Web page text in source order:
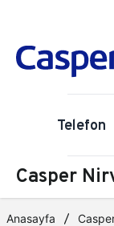
Telefon
Casper
Anasayfa